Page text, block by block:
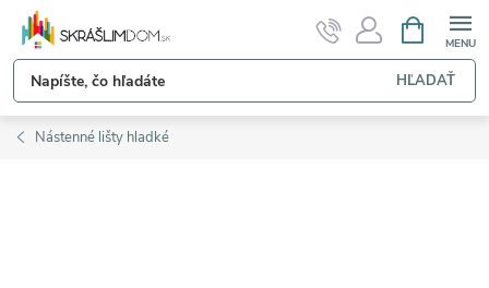
Prejsť
obsah
HĽADAŤ
KOŠÍK
Nástenné lišty hladké